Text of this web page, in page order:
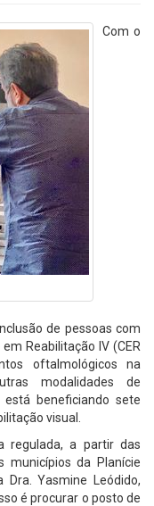
Com o
de pessoas com
Reabilitação IV (CER
oftalmológicos na
modalidades de
beneficiando sete
visual.
regulada, a partir das
municípios da Planície
Dra. Yasmine Leódido,
é procurar o posto de